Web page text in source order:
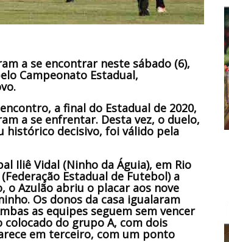
a se encontrar neste sábado (6),
Campeonato Estadual,
a final do Estadual de 2020,
a se enfrentar. Desta vez, o duelo,
histórico decisivo, foi válido pela
Iliê Vidal (Ninho da Águia), em Rio
Estadual de Futebol) a
o Azulão abriu o placar aos nove
Os donos da casa igualaram
as equipes seguem sem vencer
colocado do grupo A, com dois
em terceiro, com um ponto